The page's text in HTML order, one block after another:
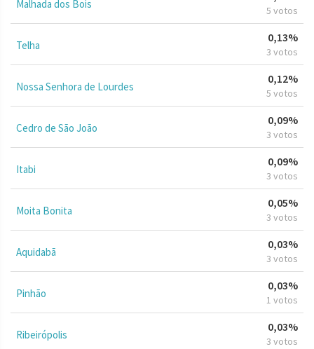
Malhada dos Bois 5 votos
Telha
0,13%
3 votos
Nossa Senhora de Lourdes
0,12%
5 votos
Cedro de São João
0,09%
3 votos
Itabi
0,09%
3 votos
Moita Bonita
0,05%
3 votos
Aquidabã
0,03%
3 votos
Pinhão
0,03%
1 votos
Ribeirópolis
0,03%
3 votos